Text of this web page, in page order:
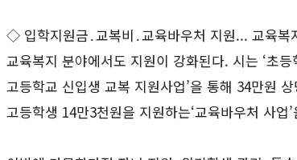
◇ 입학지원금․교복비․교육바우처 지원... 교육복
교육복지 분야에서도 지원이 강화된다. 시는 ‘초
고등학교 신입생 교복 지원사업’을 통해 34만원
고등학생 14만3천원을 지원하는‘교육바우처 사